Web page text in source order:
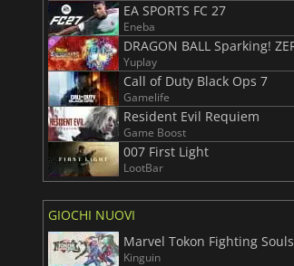
EA SPORTS FC 27
Eneba
Yuplay
Call of Duty Black Ops 7
Gamelife
Resident Evil Requiem
Game Boost
007 First Light
LootBar
GIOCHI NUOVI
Marvel Tokon Fighting Souls
Kinguin